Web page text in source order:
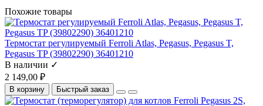
Похожие товары
Термостат регулируемый Ferroli Atlas, Pegasus, Pegasus T,
Pegasus TP (39802290) 36401210
В наличии ✓
2 149,00 ₽
В корзину Быстрый заказ